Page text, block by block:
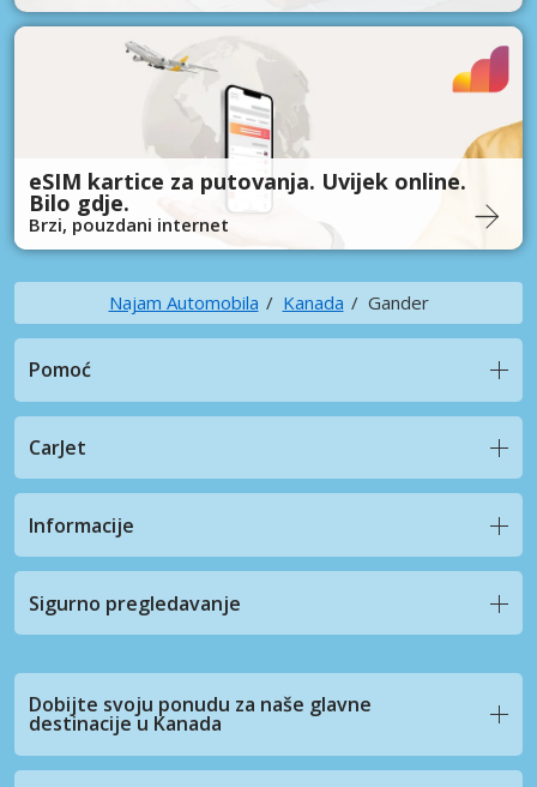
eSIM kartice za putovanja. Uvijek online.
Bilo gdje.
Brzi, pouzdani internet
Najam Automobila Kanada Gander
Pomoć
CarJet
Informacije
Sigurno pregledavanje
Dobijte svoju ponudu za naše glavne
destinacije u Kanada